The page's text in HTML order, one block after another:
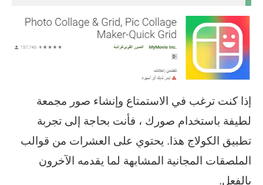
إذا كنت ترغب في الاستمتاع وإنشاء صور مجمعة
لطيفة باستخدام صورك ، فأنت بحاجة إلى تجربة
تطبيق الكولاج هذا. يحتوي على العشرات من قوالب
الملصقات المجانية المشابهة لما يقدمه الآخرون
بالفعل.